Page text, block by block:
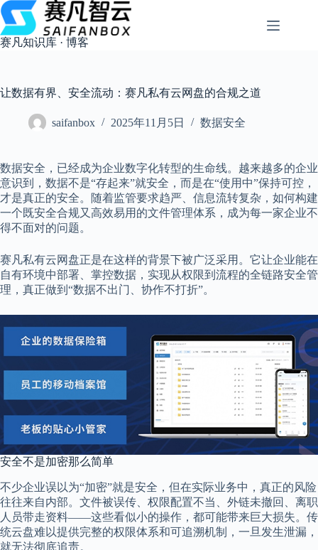
跳
过
内
容
赛凡知识库 · 博客
让数据有界、安全流动：赛凡私有云网盘的合规之道
saifanbox 2025年11月5日 数据安全
数据安全，已经成为企业数字化转型的生命线。越来越多的企业
意识到，数据不是“存起来”就安全，而是在“使用中”保持可控，
才是真正的安全。随着监管要求趋严、信息流转复杂，如何构建
一个既安全合规又高效易用的文件管理体系，成为每一家企业不
得不面对的问题。
赛凡私有云网盘正是在这样的背景下被广泛采用。它让企业能在
自有环境中部署、掌控数据，实现从权限到流程的全链路安全管
理，真正做到“数据不出门、协作不打折”。
安全不是加密那么简单
不少企业误以为“加密”就是安全，但在实际业务中，真正的风险
往往来自内部。文件被误传、权限配置不当、外链未撤回、离职
人员带走资料——这些看似小的操作，都可能带来巨大损失。传
统云盘难以提供完整的权限体系和可追溯机制，一旦发生泄漏，
就无法彻底追责。